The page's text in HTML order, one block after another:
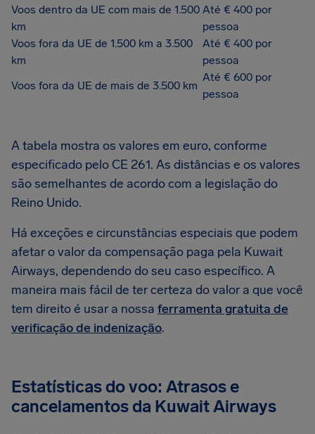
Voos dentro da UE com mais de 1.500
km
Até € 400 por
pessoa
Voos fora da UE de 1.500 km a 3.500
km
Até € 400 por
pessoa
Voos fora da UE de mais de 3.500 km
Até € 600 por
pessoa
A tabela mostra os valores em euro, conforme
especificado pelo CE 261. As distâncias e os valores
são semelhantes de acordo com a legislação do
Reino Unido.
Há exceções e circunstâncias especiais que podem
afetar o valor da compensação paga pela Kuwait
Airways, dependendo do seu caso específico. A
maneira mais fácil de ter certeza do valor a que você
tem direito é usar a nossa ferramenta gratuita de
verificação de indenização.
Estatísticas do voo: Atrasos e
cancelamentos da Kuwait Airways